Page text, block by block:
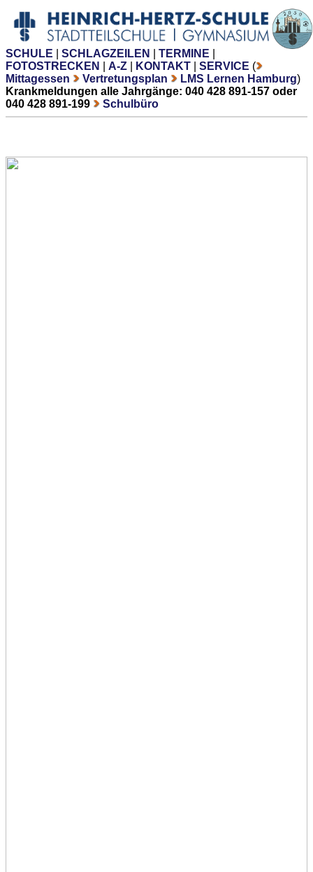
SCHULE SCHLAGZEILEN TERMINE
FOTOSTRECKEN
A-Z KONTAKT SERVICE (
Mittagessen
Vertretungsplan LMS Lernen Hamburg)
Krankmeldungen alle Jahrgänge: 040 428 891-157 oder
040 428 891-199
Schulbüro